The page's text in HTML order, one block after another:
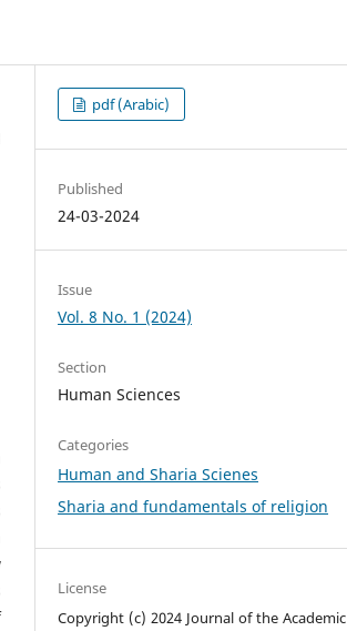
pdf (Arabic)
Published
24-03-2024
Issue
Vol. 8 No. 1 (2024)
Section
Human Sciences
Categories
Human and Sharia Scienes
Sharia and fundamentals of religion
License
Copyright (c) 2024 Journal of the Academic